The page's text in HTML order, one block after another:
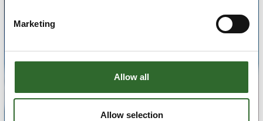
Marketing
Allow all
Allow selection